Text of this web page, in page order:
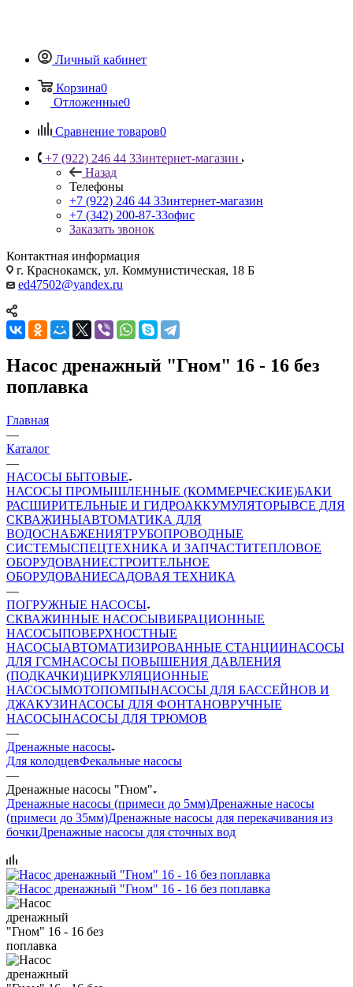
Личный кабинет
Корзина0
Отложенные0
Сравнение товаров0
+7 (922) 246 44 33интернет-магазин
Назад
Телефоны
+7 (922) 246 44 33интернет-магазин
+7 (342) 200-87-33офис
Заказать звонок
Контактная информация
г. Краснокамск, ул. Коммунистическая, 18 Б
ed47502@yandex.ru
Насос дренажный "Гном" 16 - 16 без
поплавка
Главная
—
Каталог
—
НАСОСЫ БЫТОВЫЕ
НАСОСЫ ПРОМЫШЛЕННЫЕ (КОММЕРЧЕСКИЕ)БАКИ
РАСШИРИТЕЛЬНЫЕ И ГИДРОАККУМУЛЯТОРЫВСЕ ДЛЯ
СКВАЖИНЫАВТОМАТИКА ДЛЯ
ВОДОСНАБЖЕНИЯТРУБОПРОВОДНЫЕ
СИСТЕМЫСПЕЦТЕХНИКА И ЗАПЧАСТИТЕПЛОВОЕ
ОБОРУДОВАНИЕСТРОИТЕЛЬНОЕ
ОБОРУДОВАНИЕСАДОВАЯ ТЕХНИКА
—
ПОГРУЖНЫЕ НАСОСЫ
СКВАЖИННЫЕ НАСОСЫВИБРАЦИОННЫЕ
НАСОСЫПОВЕРХНОСТНЫЕ
НАСОСЫАВТОМАТИЗИРОВАННЫЕ СТАНЦИИНАСОСЫ
ДЛЯ ГСМНАСОСЫ ПОВЫШЕНИЯ ДАВЛЕНИЯ
(ПОДКАЧКИ)ЦИРКУЛЯЦИОННЫЕ
НАСОСЫМОТОПОМПЫНАСОСЫ ДЛЯ БАССЕЙНОВ И
ДЖАКУЗИНАСОСЫ ДЛЯ ФОНТАНОВРУЧНЫЕ
НАСОСЫНАСОСЫ ДЛЯ ТРЮМОВ
—
Дренажные насосы
Для колодцевФекальные насосы
—
Дренажные насосы "Гном"
Дренажные насосы (примеси до 5мм)Дренажные насосы
(примеси до 35мм)Дренажные насосы для перекачивания из
бочкиДренажные насосы для сточных вод